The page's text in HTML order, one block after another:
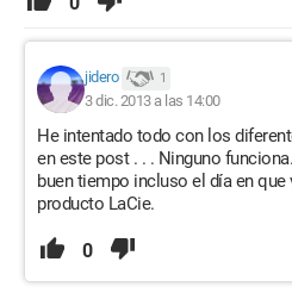
jidero 1
3 dic. 2013 a las 14:00
He intentado todo con los
en este post . . . Ninguno
buen tiempo incluso el día en que
producto LaCie.
0